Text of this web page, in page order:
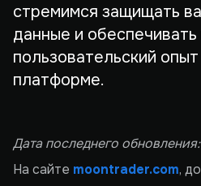
стремимся защищать
данные и
пользовательский
платформе.
Дата последнего
На сайте moontrader.com,